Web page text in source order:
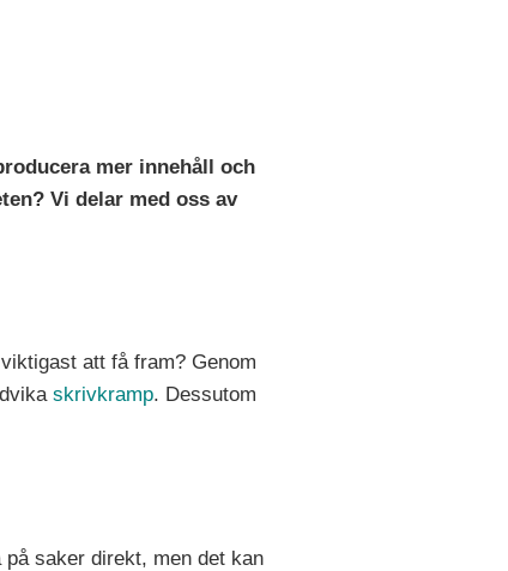
mer innehåll och
Vi delar med oss av
att få fram? Genom
skrivkramp. Dessutom
saker direkt, men det kan